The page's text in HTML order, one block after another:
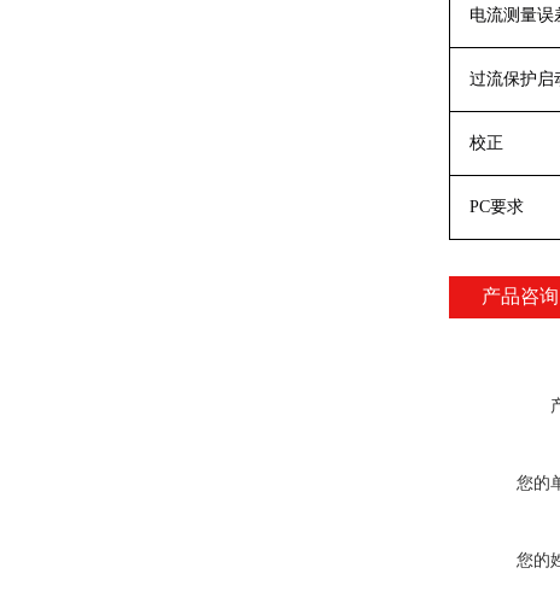
电流测量误
过流保护启
校正
PC要求
产品咨询
您的
您的